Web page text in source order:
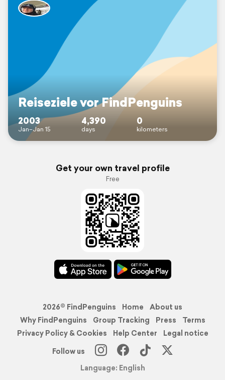
Reiseziele vor FindPenguins
2003
Jan–Jan 15
4,390
days
0
kilometers
Get your own travel profile
Free
2026© FindPenguins Home
About us
Why FindPenguins
Group Tracking Press
Terms
Privacy Policy & Cookies
Help Center
Legal notice
Follow us
Language: English